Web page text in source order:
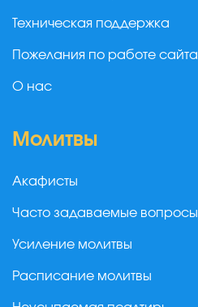
Техническая поддержка
Пожелания по работе сайта
О нас
Молитвы
Акафисты
Часто задаваемые вопросы
Усиление молитвы
Расписание молитвы